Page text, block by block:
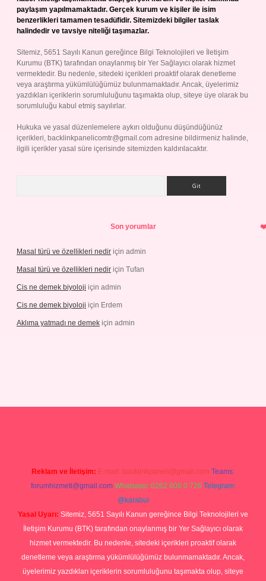
paylaşım yapılmamaktadır. Gerçek kurum ve kişiler ile isim
benzerlikleri tamamen tesadüfidir. Sitemizdeki bilgiler taslak
halindedir ve tavsiye niteliği taşımazlar.
Sitemiz, 5651 Sayılı Kanun gereğince Bilgi Teknolojileri ve İletişim
Kurumu (BTK) tarafından onaylanmış bir Yer Sağlayıcı olarak hizmet
vermektedir. Bu nedenle, sitedeki içerikleri proaktif olarak denetleme
veya araştırma yükümlülüğümüz bulunmamaktadır. Ancak, üyelerimiz
yazdıkları içeriklerin sorumluluğunu taşımakta olup, siteye üye olarak bu
sorumluluğu kabul etmiş sayılırlar.
Hukuka ve yasal düzenlemelere aykırı olduğunu düşündüğünüz
içerikleri, backlinkpanelicomtr@gmail.com adresine bildirmeniz halinde,
ilgili içerikler yasal süre içerisinde sitemizden kaldırılacaktır.
Son yorumlar
Masal türü ve özellikleri nedir için admin
Masal türü ve özellikleri nedir için Tufan
Cis ne demek biyoloji için admin
Cis ne demek biyoloji için Erdem
Aklıma yatmadı ne demek için admin
Reklam ve İletişim: E-mail: backlinkpaneli@gmail.com Teams:
forumhizmeti@gmail.com Whatsapp: 0262 606 0 726 Telegram:
@karabul
Yasal Uyarı: Sitemiz, 5651 Sayılı Kanun gereğince Bilgi Teknolojileri ve
İletişim Kurumu (BTK) tarafından onaylanmış bir Yer Sağlayıcı olarak
hizmet vermektedir. Bu nedenle, sitedeki içerikleri proaktif olarak
denetleme veya araştırma yükümlülüğümüz bulunmamaktadır. Ancak,
üyelerimiz yazdıkları içeriklerin sorumluluğunu taşımakta olup, siteye